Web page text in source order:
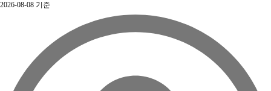
2026-08-08 기준